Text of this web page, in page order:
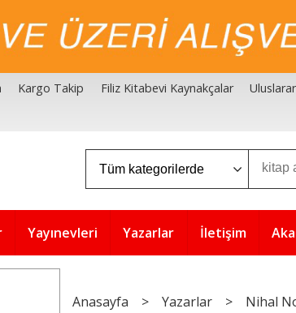
Kargo Takip Filiz Kitabevi Kaynakçalar
Yayınevleri Yazarlar İletişim
Anasayfa > Yazarlar > Nihal